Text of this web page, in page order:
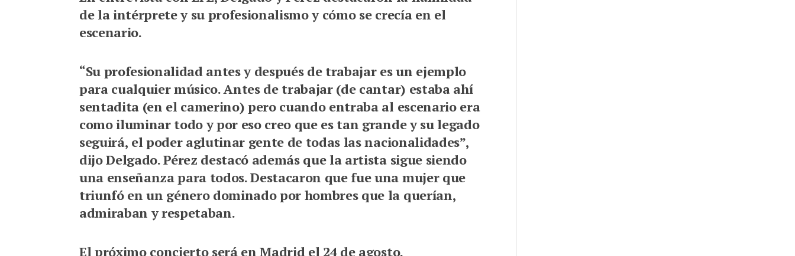
de la intérprete y su profesionalismo y cómo se crecía en el
escenario.
“Su profesionalidad antes y después de trabajar es un ejemplo
para cualquier músico. Antes de trabajar (de cantar) estaba ahí
sentadita (en el camerino) pero cuando entraba al escenario era
como iluminar todo y por eso creo que es tan grande y su legado
seguirá, el poder aglutinar gente de todas las nacionalidades”,
dijo Delgado. Pérez destacó además que la artista sigue siendo
una enseñanza para todos. Destacaron que fue una mujer que
triunfó en un género dominado por hombres que la querían,
admiraban y respetaban.
El próximo concierto será en Madrid el 24 de agosto.